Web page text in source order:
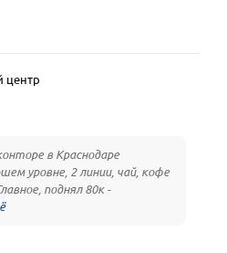
центр
в Краснодаре
уровне, 2 линии, чай, кофе
поднял 80к -